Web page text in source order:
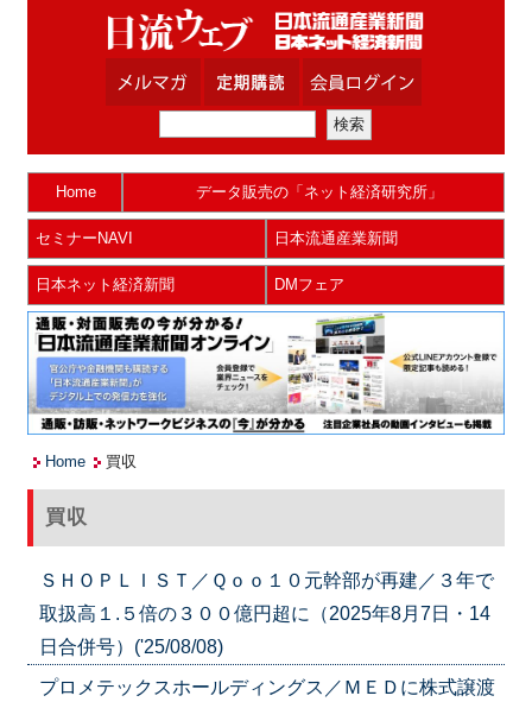
Home データ販売の「ネット経済研究所」
セミナーNAVI 日本流通産業新聞
日本ネット経済新聞 DMフェア
Home 買収
買収
ＳＨＯＰＬＩＳＴ／Ｑｏｏ１０元幹部が再建／３年で
取扱高１.５倍の３００億円超に（2025年8月7日・14
日合併号）('25/08/08)
プロメテックスホールディングス／ＭＥＤに株式譲渡